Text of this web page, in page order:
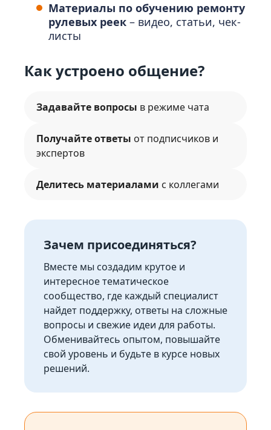
Материалы по обучению ремонту
рулевых реек – видео, статьи, чек-
листы
Как устроено общение?
Задавайте вопросы в режиме чата
Получайте ответы от подписчиков и
экспертов
Делитесь материалами с коллегами
Зачем присоединяться?
Вместе мы создадим крутое и
интересное тематическое
сообщество, где каждый специалист
найдет поддержку, ответы на сложные
вопросы и свежие идеи для работы.
Обменивайтесь опытом, повышайте
свой уровень и будьте в курсе новых
решений.